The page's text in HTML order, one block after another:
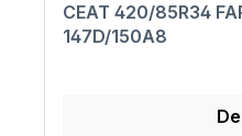
CEAT 420/85R34
147D/150A8